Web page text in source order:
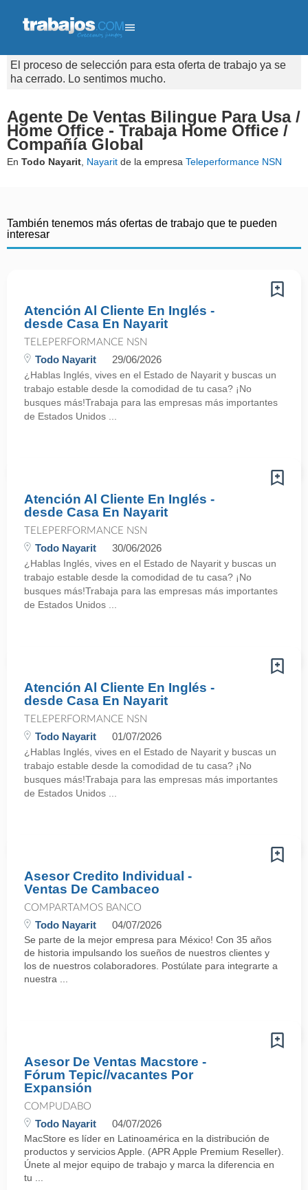
El proceso de selección para esta oferta de trabajo ya se
ha cerrado. Lo sentimos mucho.
Agente De Ventas Bilingue Para Usa /
Home Office - Trabaja Home Office /
Compañía Global
En Todo Nayarit Nayarit de la empresa Teleperformance NSN
También tenemos más ofertas de trabajo que te pueden
interesar
Atención Al Cliente En Inglés -
desde Casa En Nayarit
TELEPERFORMANCE NSN
Todo Nayarit 29/06/2026
¿Hablas Inglés, vives en el Estado de Nayarit y buscas un
trabajo estable desde la comodidad de tu casa? ¡No
busques más!Trabaja para las empresas más importantes
de Estados Unidos ...
Atención Al Cliente En Inglés -
desde Casa En Nayarit
TELEPERFORMANCE NSN
Todo Nayarit 30/06/2026
¿Hablas Inglés, vives en el Estado de Nayarit y buscas un
trabajo estable desde la comodidad de tu casa? ¡No
busques más!Trabaja para las empresas más importantes
de Estados Unidos ...
Atención Al Cliente En Inglés -
desde Casa En Nayarit
TELEPERFORMANCE NSN
Todo Nayarit 01/07/2026
¿Hablas Inglés, vives en el Estado de Nayarit y buscas un
trabajo estable desde la comodidad de tu casa? ¡No
busques más!Trabaja para las empresas más importantes
de Estados Unidos ...
Asesor Credito Individual -
Ventas De Cambaceo
COMPARTAMOS BANCO
Todo Nayarit 04/07/2026
Se parte de la mejor empresa para México! Con 35 años
de historia impulsando los sueños de nuestros clientes y
los de nuestros colaboradores. Postúlate para integrarte a
nuestra ...
Asesor De Ventas Macstore -
Fórum Tepic//vacantes Por
Expansión
COMPUDABO
Todo Nayarit 04/07/2026
MacStore es líder en Latinoamérica en la distribución de
productos y servicios Apple. (APR Apple Premium Reseller).
Únete al mejor equipo de trabajo y marca la diferencia en
tu ...